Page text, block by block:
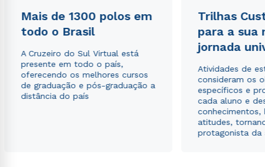
Mais de 1300 polos em
todo o Brasil
A Cruzeiro do Sul Virtual está
presente em todo o país,
oferecendo os melhores cursos
de graduação e pós-graduação a
distância do país
Trilhas
para a sua
jornada
Atividades de
consideram os
específicos e
cada aluno e
conhecimentos,
atitudes,
protagonista da